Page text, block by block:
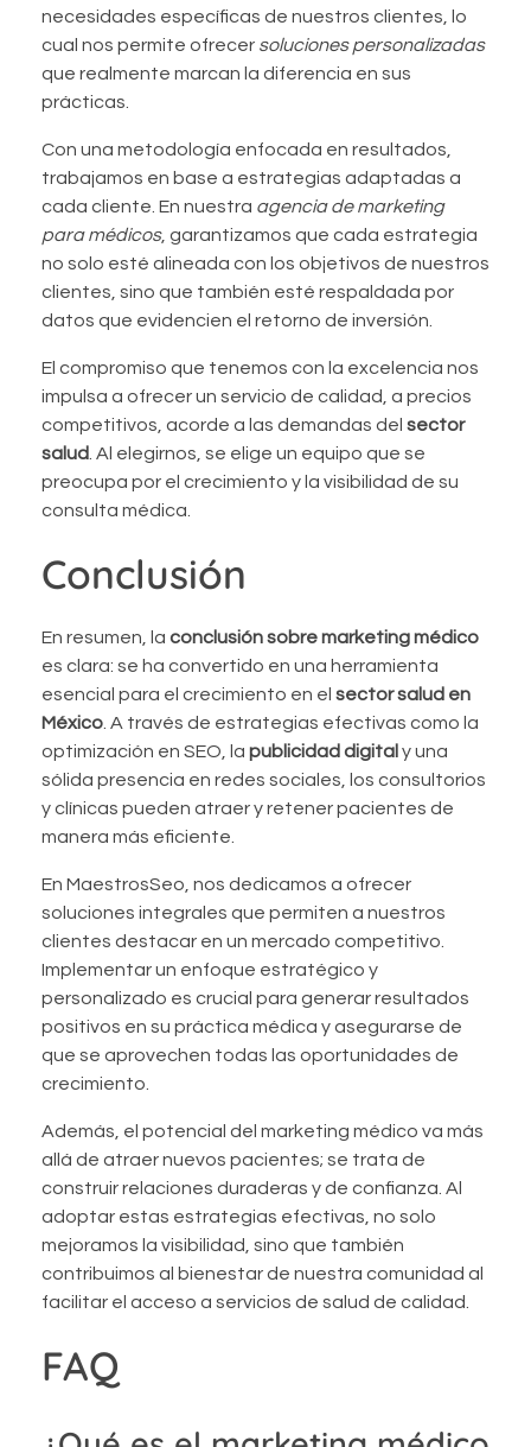
necesidades específicas de nuestros clientes, lo
cual nos permite ofrecer soluciones personalizadas
que realmente marcan la diferencia en sus
prácticas.
Con una metodología enfocada en resultados,
trabajamos en base a estrategias adaptadas a
cada cliente. En nuestra agencia de marketing
para médicos, garantizamos que cada estrategia
no solo esté alineada con los objetivos de nuestros
clientes, sino que también esté respaldada por
datos que evidencien el retorno de inversión.
El compromiso que tenemos con la excelencia nos
impulsa a ofrecer un servicio de calidad, a precios
competitivos, acorde a las demandas del sector
salud . Al elegirnos, se elige un equipo que se
preocupa por el crecimiento y la visibilidad de su
consulta médica.
Conclusión
En resumen, la conclusión sobre marketing médico
es clara: se ha convertido en una herramienta
esencial para el crecimiento en el sector salud en
México . A través de estrategias efectivas como la
optimización en SEO, la publicidad digital y una
sólida presencia en redes sociales, los consultorios
y clínicas pueden atraer y retener pacientes de
manera más eficiente.
En MaestrosSeo, nos dedicamos a ofrecer
soluciones integrales que permiten a nuestros
clientes destacar en un mercado competitivo.
Implementar un enfoque estratégico y
personalizado es crucial para generar resultados
positivos en su práctica médica y asegurarse de
que se aprovechen todas las oportunidades de
crecimiento.
Además, el potencial del marketing médico va más
allá de atraer nuevos pacientes; se trata de
construir relaciones duraderas y de confianza. Al
adoptar estas estrategias efectivas, no solo
mejoramos la visibilidad, sino que también
contribuimos al bienestar de nuestra comunidad al
facilitar el acceso a servicios de salud de calidad.
FAQ